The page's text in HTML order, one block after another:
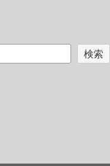
検索